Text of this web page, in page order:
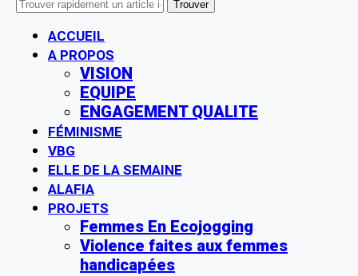
ACCUEIL
A PROPOS
VISION
EQUIPE
ENGAGEMENT QUALITE
FÉMINISME
VBG
ELLE DE LA SEMAINE
ALAFIA
PROJETS
Femmes En Ecojogging
Violence faites aux femmes
handicapées